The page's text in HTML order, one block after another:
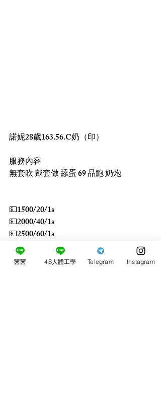
諾妮28歲163.56.C奶（印）
服務內容
無套吹 戴套做 舔蛋 69 品鮑 奶炮
💵1500/20/1s
💵2000/40/1s
💵2500/60/1s
💵3000/60/2s
💵4000/90/2s
茜茜 4S人體工學 Telegram Instagram